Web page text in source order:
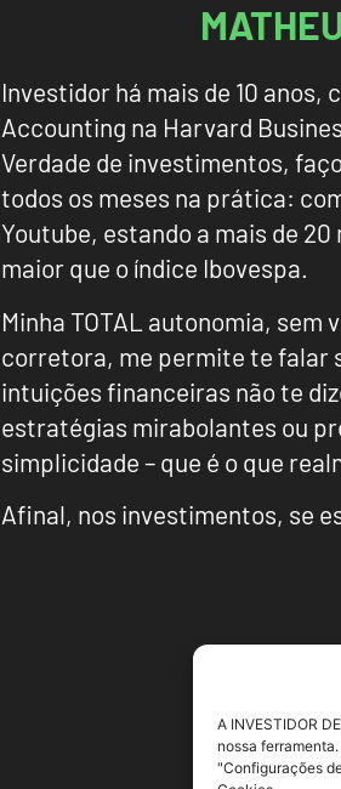
A INVESTIDOR
nossa
"Configurações
Investidor há mais de 10
Accounting na Harvard
Verdade de investimentos,
todos os meses na prática:
Youtube, estando a mais de
maior que o índice Ibovespa.
Minha TOTAL autonomia, sem
corretora, me permite te falar
intuições financeiras não te
estratégias mirabolantes ou
simplicidade – que é o que
Afinal, nos investimentos, se